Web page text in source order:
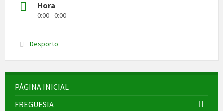
Hora
0:00 - 0:00
Desporto
PÁGINA INICIAL
FREGUESIA